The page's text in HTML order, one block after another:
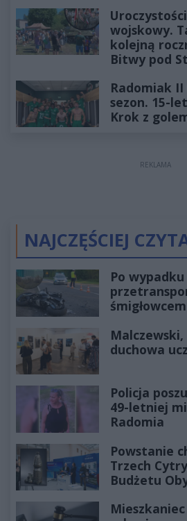
wojskowy.
kolejną
Bitwy pod
Radomiak II
sezon. 15-
Krok z
REKLAMA
NAJCZĘŚCIEJ
Po wypadku
duchowa
Policja
49-letniej
Radomia
Powstanie
Trzech
Budżetu